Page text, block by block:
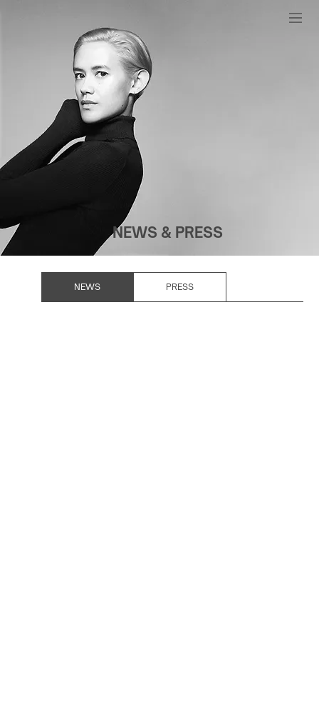
NEWS & PRESS
NEWS PRESS